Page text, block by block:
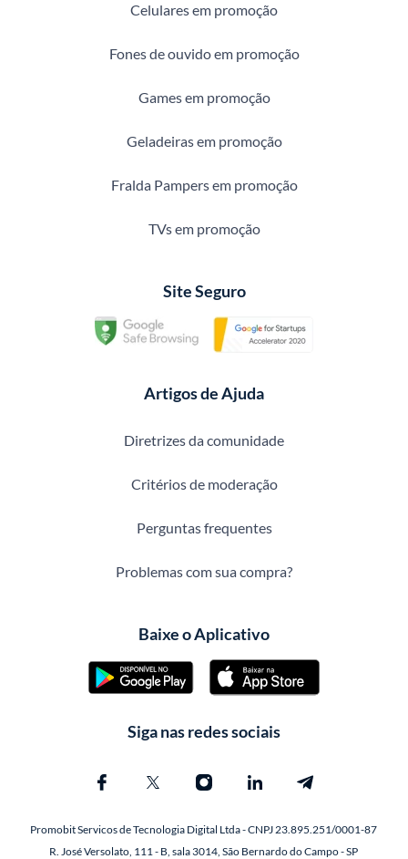
Celulares em promoção
Fones de ouvido em promoção
Games em promoção
Geladeiras em promoção
Fralda Pampers em promoção
TVs em promoção
Site Seguro
Artigos de Ajuda
Diretrizes da comunidade
Critérios de moderação
Perguntas frequentes
Problemas com sua compra?
Baixe o Aplicativo
Siga nas redes sociais
Promobit Servicos de Tecnologia Digital Ltda - CNPJ 23.895.251/0001-87
R. José Versolato, 111 - B, sala 3014, São Bernardo do Campo - SP